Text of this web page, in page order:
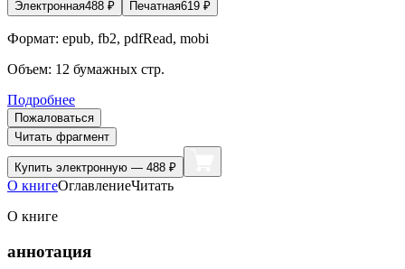
Электронная488 ₽ Печатная619 ₽
Формат: epub, fb2, pdfRead, mobi
Объем: 12 бумажных стр.
Подробнее
Пожаловаться
Читать фрагмент
Купить электронную — 488 ₽
О книгеОглавлениеЧитать
О книге
аннотация